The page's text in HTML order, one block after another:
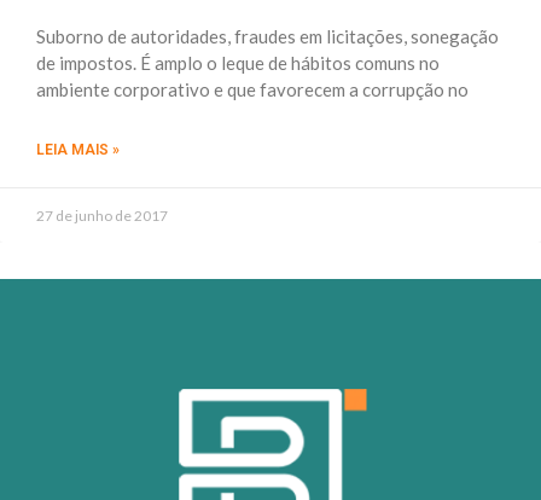
Suborno de autoridades, fraudes em licitações, sonegação
de impostos. É amplo o leque de hábitos comuns no
ambiente corporativo e que favorecem a corrupção no
LEIA MAIS »
27 de junho de 2017